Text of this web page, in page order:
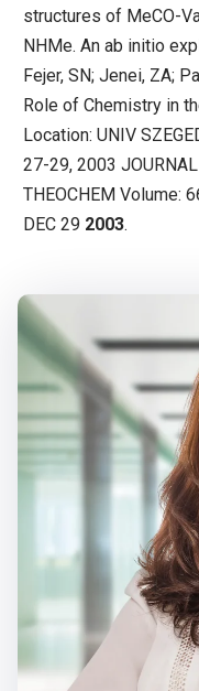
structures of MeCO-
NHMe. An ab initio
Fejer, SN; Jenei, ZA;
Role of Chemistry in
Location: UNIV
27-29, 2003 JOURNAL
THEOCHEM Volume:
DEC 29 2003.